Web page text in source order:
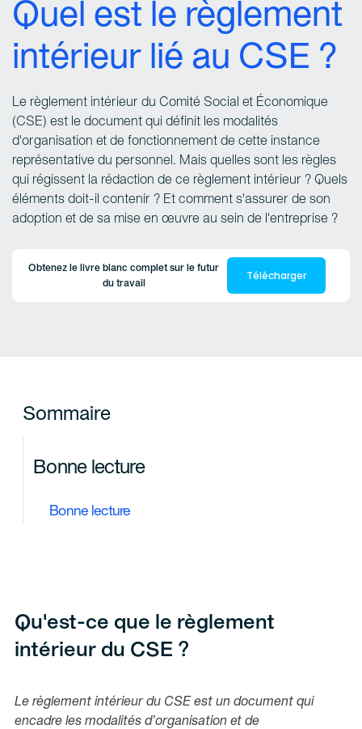
Quel est le règlement
intérieur lié au CSE ?
Le règlement intérieur du Comité Social et Économique
(CSE) est le document qui définit les modalités
d'organisation et de fonctionnement de cette instance
représentative du personnel. Mais quelles sont les règles
qui régissent la rédaction de ce règlement intérieur ? Quels
éléments doit-il contenir ? Et comment s'assurer de son
adoption et de sa mise en œuvre au sein de l'entreprise ?
Obtenez le livre blanc complet sur le futur
du travail
Télécharger
Sommaire
Bonne lecture
Bonne lecture
Qu'est-ce que le règlement
intérieur du CSE ?
Le règlement intérieur du CSE est un document qui
encadre les modalités d’organisation et de